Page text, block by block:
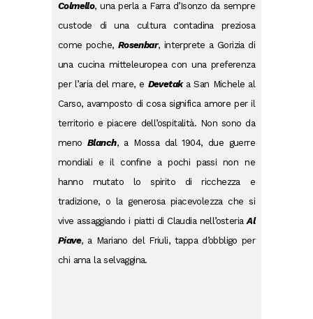
Colmello, una perla a Farra d’Isonzo da sempre
custode di una cultura contadina preziosa
come poche, Rosenbar, interprete a Gorizia di
una cucina mitteleuropea con una preferenza
per l’aria del mare, e Devetaka San Michele al
Carso, avamposto di cosa significa amore per il
territorio e piacere dell’ospitalità. Non sono da
menoBlanch, a Mossa dal 1904, due guerre
mondiali e il confine a pochi passi non ne
hanno mutato lo spirito di ricchezza e
tradizione, o la generosa piacevolezza che si
vive assaggiando i piatti di Claudia nell’osteriaAl
Piave, a Mariano del Friuli, tappa d’obbligo per
chi ama la selvaggina.